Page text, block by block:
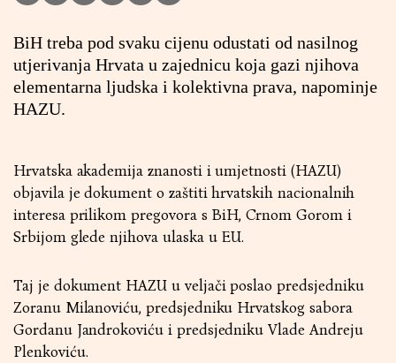
BiH treba pod svaku cijenu odustati od nasilnog
utjerivanja Hrvata u zajednicu koja gazi njihova
elementarna ljudska i kolektivna prava, napominje
HAZU.
Hrvatska akademija znanosti i umjetnosti (HAZU)
objavila je dokument o zaštiti hrvatskih nacionalnih
interesa prilikom pregovora s BiH, Crnom Gorom i
Srbijom glede njihova ulaska u EU.
Taj je dokument HAZU u veljači poslao predsjedniku
Zoranu Milanoviću, predsjedniku Hrvatskog sabora
Gordanu Jandrokoviću i predsjedniku Vlade Andreju
Plenkoviću.